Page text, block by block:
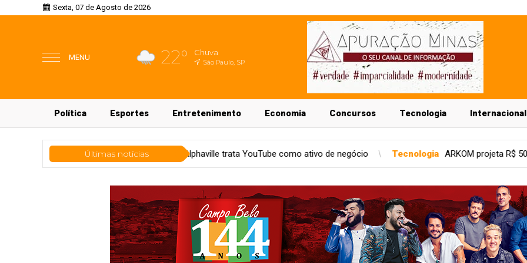
Sexta, 07 de Agosto de 2026
MENU 22° Chuva
São Paulo, SP
Política Esportes Entretenimento Economia Concursos Tecnologia Internacional
Últimas notícias
Evento em Alphaville trata YouTube como ativo de negócio Tecnologia ARKOM projeta R$ 50 milhões em ARR em